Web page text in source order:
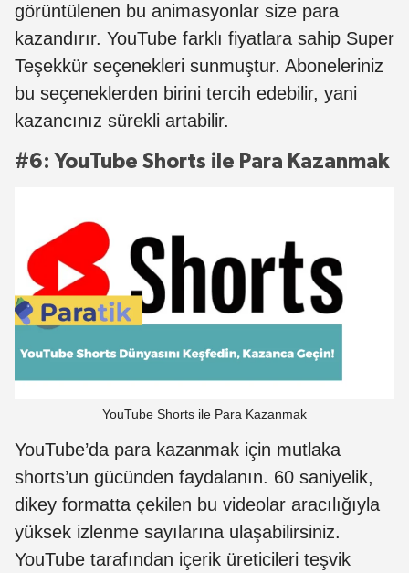
görüntülenen bu animasyonlar size para
kazandırır. YouTube farklı fiyatlara sahip Super
Teşekkür seçenekleri sunmuştur. Aboneleriniz
bu seçeneklerden birini tercih edebilir, yani
kazancınız sürekli artabilir.
#6: YouTube Shorts ile Para Kazanmak
YouTube Shorts ile Para Kazanmak
YouTube’da para kazanmak için mutlaka
shorts’un gücünden faydalanın. 60 saniyelik,
dikey formatta çekilen bu videolar aracılığıyla
yüksek izlenme sayılarına ulaşabilirsiniz.
YouTube tarafından içerik üreticileri teşvik